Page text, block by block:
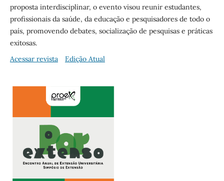
proposta interdisciplinar, o evento visou reunir estudantes,
profissionais da saúde, da educação e pesquisadores de todo o
país, promovendo debates, socialização de pesquisas e práticas
exitosas.
Acessar revista
Edição Atual